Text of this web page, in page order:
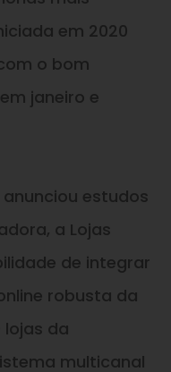
em 2020
o bom
janeiro e
estudos
a Lojas
de integrar
robusta da
lojas da
multicanal